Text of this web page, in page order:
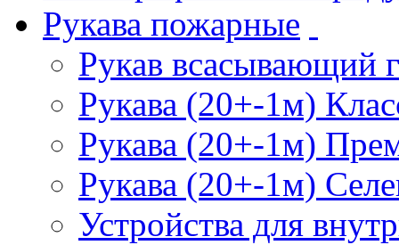
Рукава пожарные
Рукав всасывающий
Рукава (20+-1м)
Рукава (20+-1м)
Рукава (20+-1м)
Устройства для